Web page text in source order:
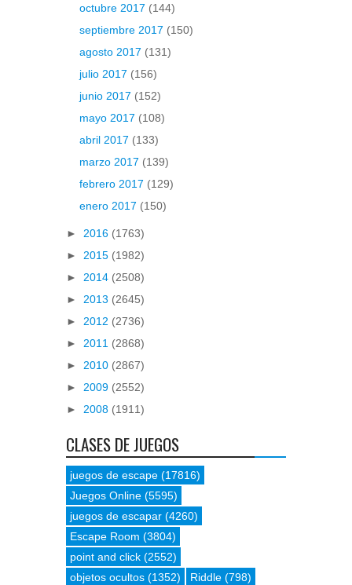
octubre 2017 (144)
septiembre 2017 (150)
agosto 2017 (131)
julio 2017 (156)
junio 2017 (152)
mayo 2017 (108)
abril 2017 (133)
marzo 2017 (139)
febrero 2017 (129)
enero 2017 (150)
► 2016 (1763)
► 2015 (1982)
► 2014 (2508)
► 2013 (2645)
► 2012 (2736)
► 2011 (2868)
► 2010 (2867)
► 2009 (2552)
► 2008 (1911)
CLASES DE JUEGOS
juegos de escape (17816)
Juegos Online (5595)
juegos de escapar (4260)
Escape Room (3804)
point and click (2552)
objetos ocultos (1352) Riddle (798)